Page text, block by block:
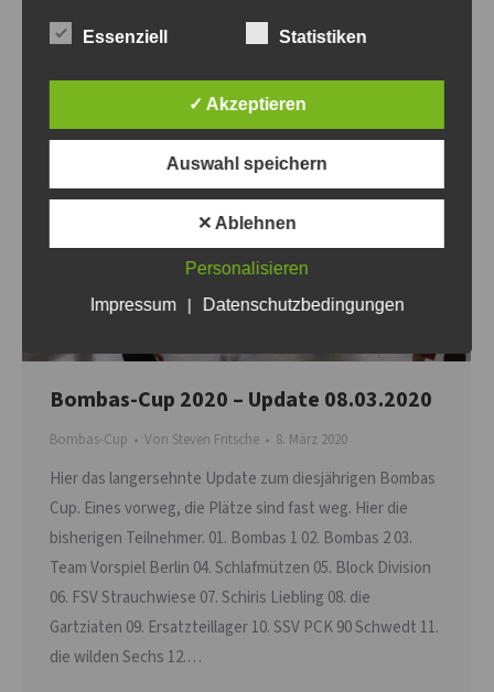
Bombas-Cup 2020 – Update 08.03.2020
Bombas-Cup Von Steven Fritsche 8. März 2020
Hier das langersehnte Update zum diesjährigen Bombas
Cup. Eines vorweg, die Plätze sind fast weg. Hier die
bisherigen Teilnehmer. 01. Bombas 1 02. Bombas 2 03.
Team Vorspiel Berlin 04. Schlafmützen 05. Block Division
06. FSV Strauchwiese 07. Schiris Liebling 08. die
Gartziaten 09. Ersatzteillager 10. SSV PCK 90 Schwedt 11.
die wilden Sechs 12.…
Essenziell Statistiken
✓ Akzeptieren
Auswahl speichern
✕ Ablehnen
Personalisieren
Impressum
| Datenschutzbedingungen